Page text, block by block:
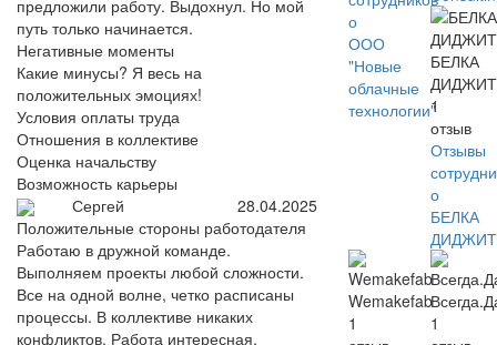
предложили работу. Выдохнул. Но мой
путь только начинается.
Негативные моменты
Какие минусы? Я весь на
положительных эмоциях!
Условия оплаты труда
Отношения в коллективе
Оценка начальству
Возможность карьеры
Сергей
28.04.2025
Положительные стороны работодателя
Работаю в дружной команде.
Выполняем проекты любой сложности.
Все на одной волне, четко расписаны
процессы. В коллективе никаких
конфликтов. Работа интересная.
о
ООО
"Новые
облачные
технологии"
БЕЛКА
1
отзыв
Отзывы
о
БЕЛКА
Wemakefab
1
1